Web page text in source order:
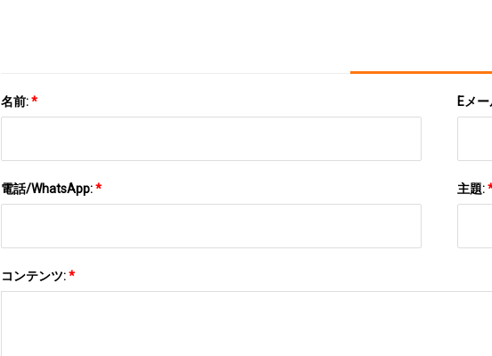
名前:* Eメ
電話/WhatsApp:* 主題:
コンテンツ:*